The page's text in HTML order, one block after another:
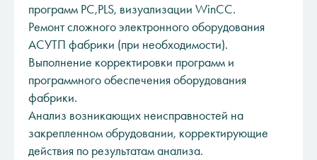
программ PC,PLS, визуализации WinCC.
Ремонт сложного электронного оборудования
АСУТП фабрики (при необходимости).
Выполнение корректировки программ и
программного обеспечения оборудования
фабрики.
Анализ возникающих неисправностей на
закрепленном обрудовании, корректирующие
действия по результатам анализа.